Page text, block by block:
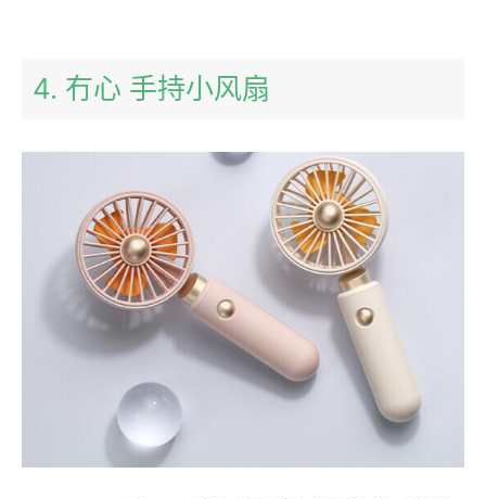
4. 冇心 手持小风扇